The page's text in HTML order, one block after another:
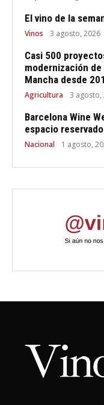
El vino de la
Vinos 3 agosto, 2026
Casi 500
modernización
Mancha desde
Agricultura 3 agosto,
Barcelona Wine
espacio
Nacional 1 agosto,